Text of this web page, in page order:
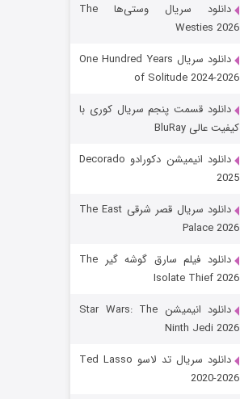
قسمت۶ (زیرنویس)
رویایی برای تو
قسمت۱۵ (دوبله)
دانلود سریال وستی‌ها The
Westies 2026
دانلود سریال One Hundred Years
of Solitude 2024-2026
دانلود قسمت پنجم سریال کوری با
کیفیت عالی BluRay
دانلود انیمیشن دکورادو Decorado
2025
دانلود سریال قصر شرقی The East
Palace 2026
دانلود فیلم سارق گوشه گیر The
Isolate Thief 2026
دانلود انیمیشن Star Wars: The
Ninth Jedi 2026
دانلود سریال تد لاسو Ted Lasso
2020-2026